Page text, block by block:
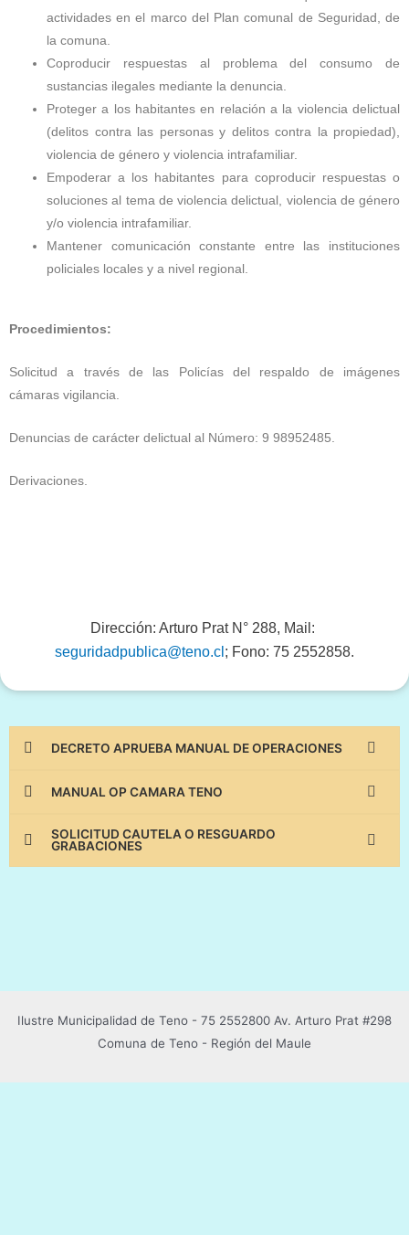
actividades en el marco del Plan comunal de Seguridad, de
la comuna.
Coproducir respuestas al problema del consumo de
sustancias ilegales mediante la denuncia.
Proteger a los habitantes en relación a la violencia delictual
(delitos contra las personas y delitos contra la propiedad),
violencia de género y violencia intrafamiliar.
Empoderar a los habitantes para coproducir respuestas o
soluciones al tema de violencia delictual, violencia de género
y/o violencia intrafamiliar.
Mantener comunicación constante entre las instituciones
policiales locales y a nivel regional.
Procedimientos:
Solicitud a través de las Policías del respaldo de imágenes
cámaras vigilancia.
Denuncias de carácter delictual al Número: 9 98952485.
Derivaciones.
Dirección: Arturo Prat N° 288, Mail:
seguridadpublica@teno.cl; Fono: 75 2552858.
DECRETO APRUEBA MANUAL DE OPERACIONES
MANUAL OP CAMARA TENO
SOLICITUD CAUTELA O RESGUARDO
GRABACIONES
Ilustre Municipalidad de Teno - 75 2552800 Av. Arturo Prat #298
Comuna de Teno - Región del Maule